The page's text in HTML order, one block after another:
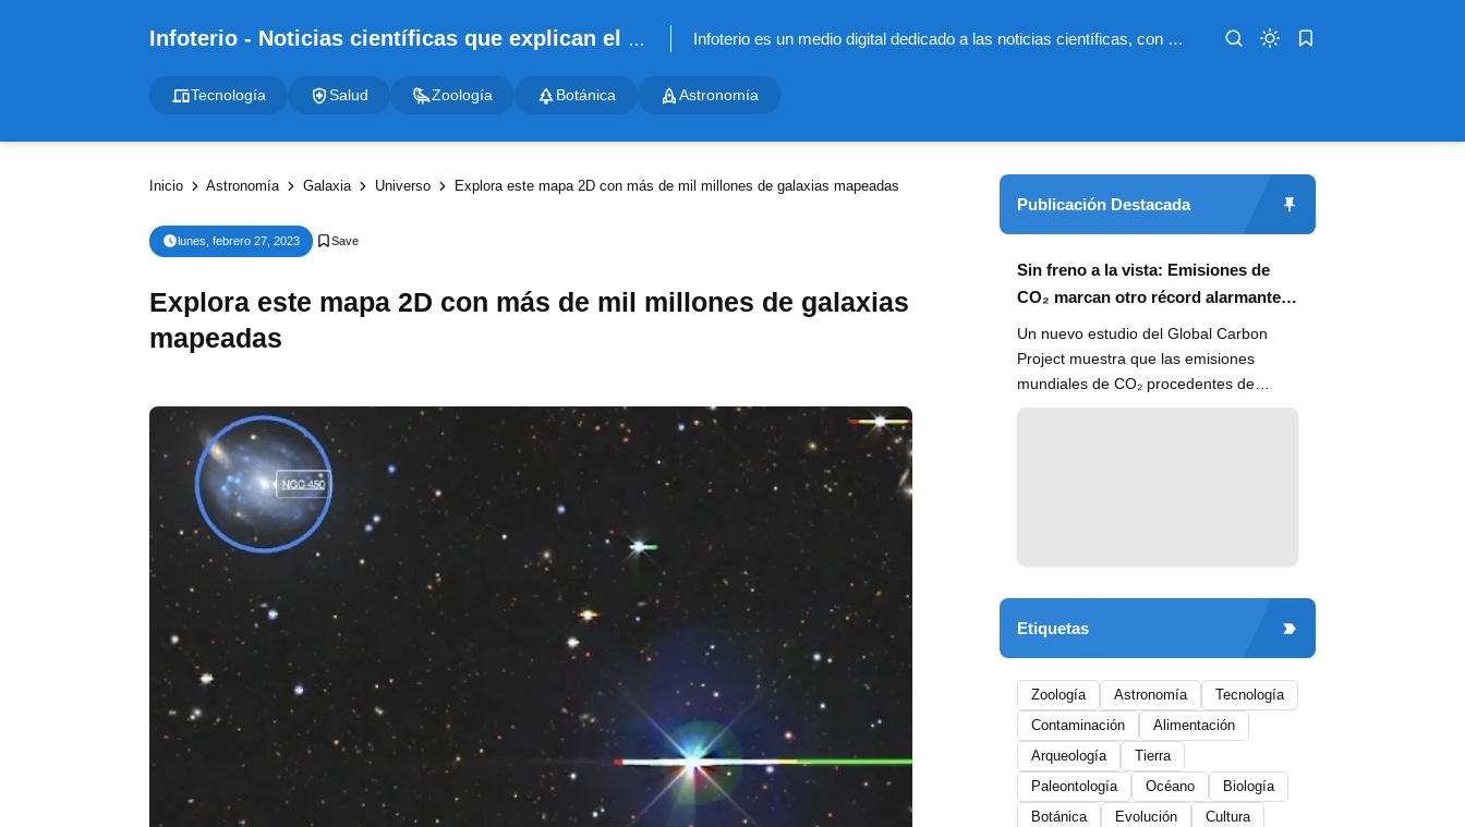
Infoterio - Noticias científicas que explican el mundo Infoterio es un medio digital dedicado a las noticias científicas, con artículos extensos y bien documentados sobre salud, medioambiente, tecnología, espacio, psicología, evolución y más. Nuestro objetivo es hacer accesible el conocimiento científico a lectores de habla hispana en todo el mundo, con información actualizada, fuentes confiables y explicaciones claras que conectan la ciencia con la vida cotidiana.
Tecnología Salud Zoología Botánica Astronomía
Inicio Astronomía Galaxia Universo Explora este mapa 2D con más de mil millones de galaxias mapeadas
lunes, febrero 27, 2023
Explora este mapa 2D con más de mil millones de galaxias
mapeadas
Publicación Destacada
Sin freno a la vista: Emisiones de
CO₂ marcan otro récord alarmante
en 2024
Un nuevo estudio del Global Carbon
Project muestra que las emisiones
mundiales de CO₂ procedentes de
combustibles fósiles han alcanzado un
Etiquetas
Zoología Astronomía
Tecnología
Contaminación
Alimentación
Arqueología
Tierra
Paleontología
Océano
Biología
Botánica
Evolución
Cultura